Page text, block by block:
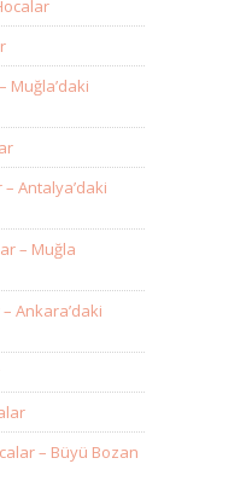
Muğla’daki
Antalya’daki
– Muğla
Ankara’daki
– Büyü Bozan